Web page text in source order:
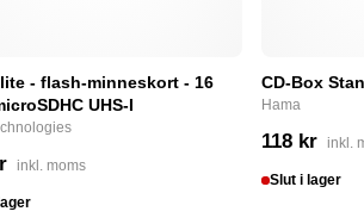
- flash-minneskort - 16
UHS-I
inkl. moms
CD-Box
Hama
118 kr inkl.
Slut i lager